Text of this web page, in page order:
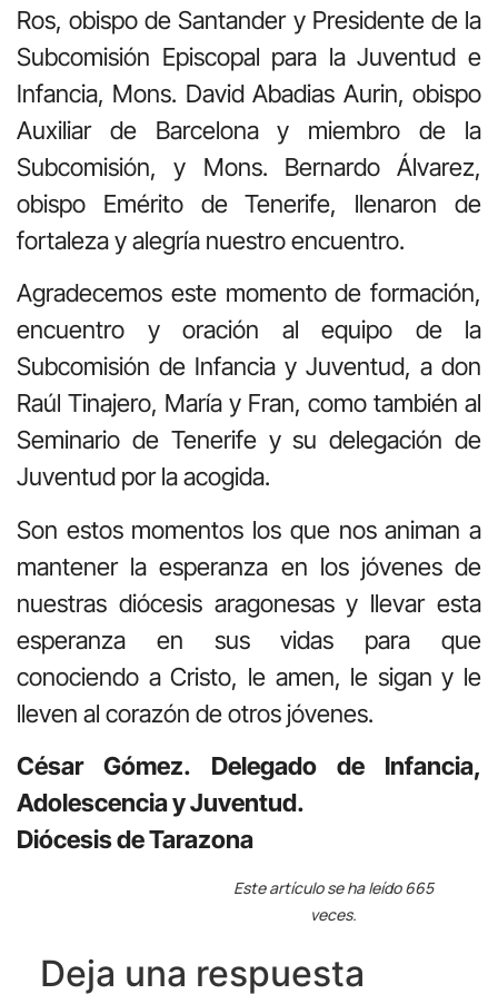
Ros, obispo de Santander y Presidente de la
Subcomisión Episcopal para la Juventud e
Infancia, Mons. David Abadias Aurin, obispo
Auxiliar de Barcelona y miembro de la
Subcomisión, y Mons. Bernardo Álvarez,
obispo Emérito de Tenerife, llenaron de
fortaleza y alegría nuestro encuentro.
Agradecemos este momento de formación,
encuentro y oración al equipo de la
Subcomisión de Infancia y Juventud, a don
Raúl Tinajero, María y Fran, como también al
Seminario de Tenerife y su delegación de
Juventud por la acogida.
Son estos momentos los que nos animan a
mantener la esperanza en los jóvenes de
nuestras diócesis aragonesas y llevar esta
esperanza en sus vidas para que
conociendo a Cristo, le amen, le sigan y le
lleven al corazón de otros jóvenes.
César Gómez. Delegado de Infancia,
Adolescencia y Juventud.
Diócesis de Tarazona
Este artículo se ha leído 665
veces.
Deja una respuesta